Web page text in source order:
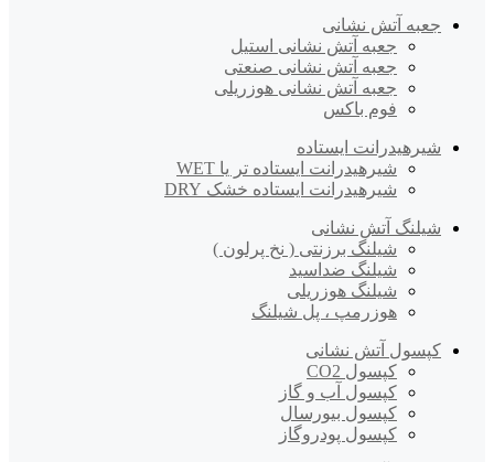
جعبه آتش نشانی
جعبه آتش نشانی استیل
جعبه آتش نشانی صنعتی
جعبه آتش نشانی هوزریلی
فوم باکس
شیرهیدرانت ایستاده
شیرهیدرانت ایستاده تر یا WET
شیرهیدرانت ایستاده خشک DRY
شیلنگ آتش نشانی
شیلنگ برزنتی ( نخ پرلون )
شیلنگ ضداسید
شیلنگ هوزریلی
هوزرمپ ، پل شیلنگ
کپسول آتش نشانی
کپسول CO2
کپسول آب و گاز
کپسول بیورسال
کپسول پودروگاز